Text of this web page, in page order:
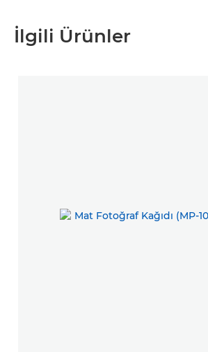
İlgili Ürünler